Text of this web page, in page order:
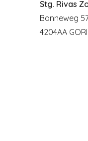
Stg. Rivas
Banneweg
4204AA